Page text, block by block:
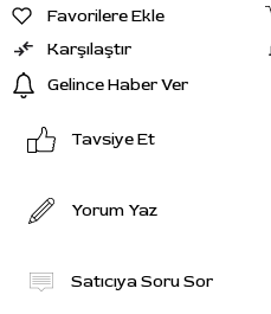
Favorilere Ekle
Karşılaştır
Gelince Haber Ver
Tavsiye Et
Yorum Yaz
Satıcıya Soru Sor